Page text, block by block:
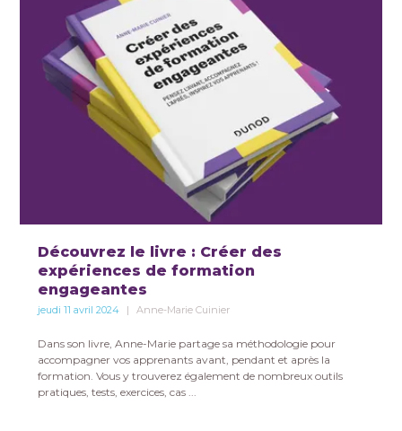
Découvrez le livre : Créer des
expériences de formation
engageantes
jeudi 11 avril 2024 Anne-Marie Cuinier
Dans son livre, Anne-Marie partage sa méthodologie pour
accompagner vos apprenants avant, pendant et après la
formation. Vous y trouverez également de nombreux outils
pratiques, tests, exercices, cas ...